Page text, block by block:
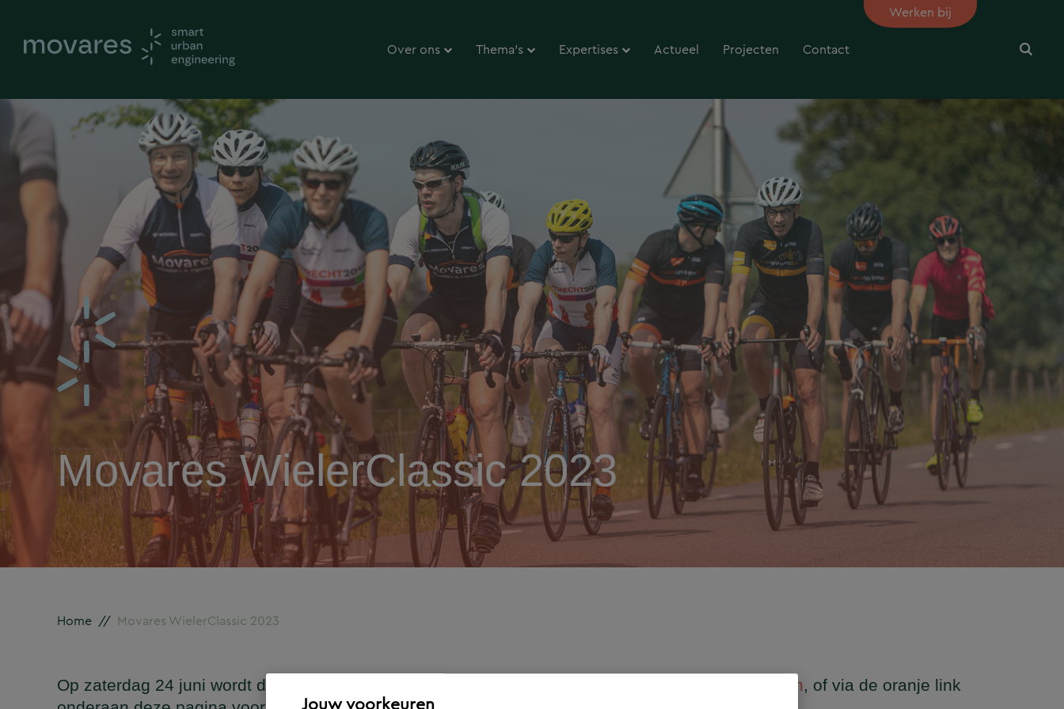
Jouw voorkeuren
Over ons Thema’s Expertises Actueel Projecten Contact
Werken bij
Movares WielerClassic 2023
Home // Movares WielerClassic 2023
Op zaterdag 24 juni wordt de je hier in, of via de oranje link